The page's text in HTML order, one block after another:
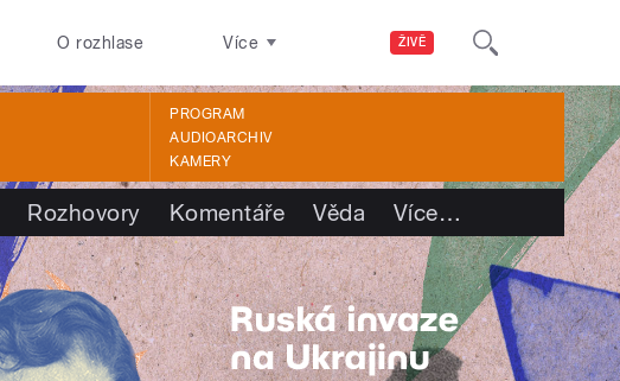
ŽIVĚ
O rozhlase Více
PROGRAM
AUDIOARCHIV
KAMERY
Rozhovory Komentáře Věda Více…